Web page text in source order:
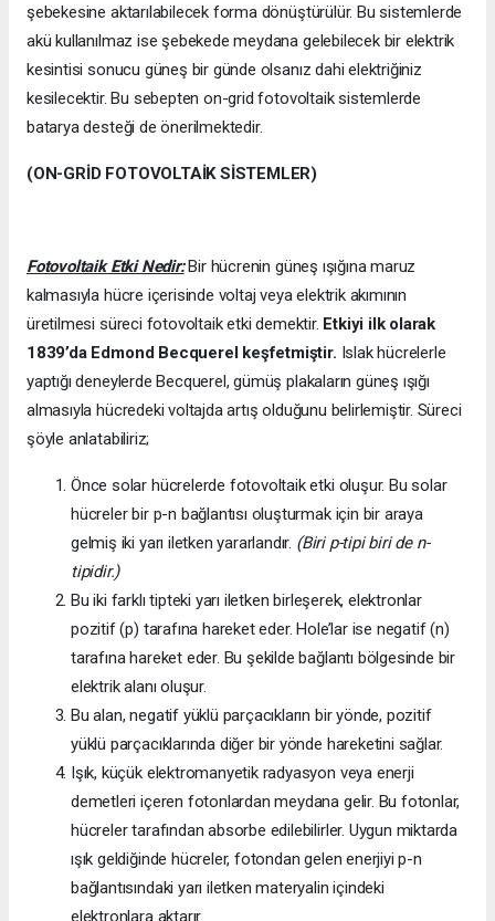
şebekesine aktarılabilecek forma dönüştürülür. Bu sistemlerde
akü kullanılmaz ise şebekede meydana gelebilecek bir elektrik
kesintisi sonucu güneş bir günde olsanız dahi elektriğiniz
kesilecektir. Bu sebepten on-grid fotovoltaik sistemlerde
batarya desteği de önerilmektedir.
(ON-GRİD FOTOVOLTAİK SİSTEMLER)
Fotovoltaik Etki Nedir:Bir hücrenin güneş ışığına maruz
kalmasıyla hücre içerisinde voltaj veya elektrik akımının
üretilmesi süreci fotovoltaik etki demektir. Etkiyi ilk olarak
1839’da Edmond Becquerel keşfetmiştir. Islak hücrelerle
yaptığı deneylerde Becquerel, gümüş plakaların güneş ışığı
almasıyla hücredeki voltajda artış olduğunu belirlemiştir. Süreci
şöyle anlatabiliriz;
Önce solar hücrelerde fotovoltaik etki oluşur. Bu solar
hücreler bir p-n bağlantısı oluşturmak için bir araya
gelmiş iki yarı iletken yararlandır. (Biri p-tipi biri de n-
tipidir.)
Bu iki farklı tipteki yarı iletken birleşerek, elektronlar
pozitif (p) tarafına hareket eder. Hole’lar ise negatif (n)
tarafına hareket eder. Bu şekilde bağlantı bölgesinde bir
elektrik alanı oluşur.
Bu alan, negatif yüklü parçacıkların bir yönde, pozitif
yüklü parçacıklarında diğer bir yönde hareketini sağlar.
Işık, küçük elektromanyetik radyasyon veya enerji
demetleri içeren fotonlardan meydana gelir. Bu fotonlar,
hücreler tarafından absorbe edilebilirler. Uygun miktarda
ışık geldiğinde hücreler, fotondan gelen enerjiyi p-n
bağlantısındaki yarı iletken materyalin içindeki
elektronlara aktarır.